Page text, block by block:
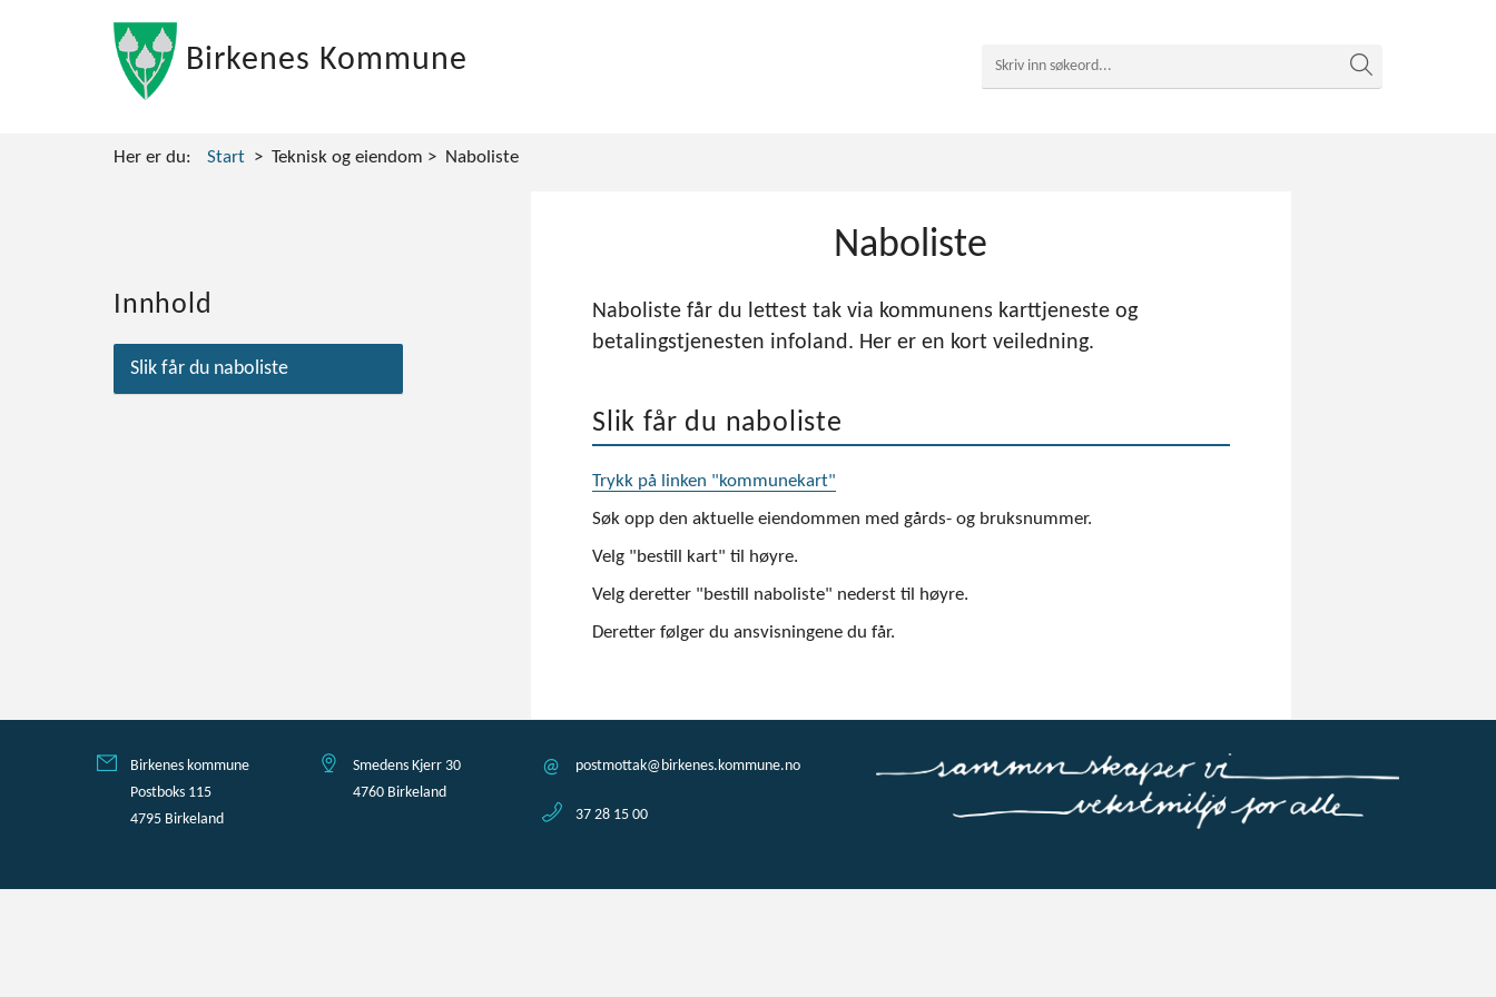
Birkenes Kommune
Her er du: Start Teknisk og eiendom Naboliste
Naboliste
Innhold
Slik får du naboliste
Naboliste får du lettest tak via kommunens karttjeneste og
betalingstjenesten infoland. Her er en kort veiledning.
Slik får du naboliste
Trykk på linken "kommunekart"
Søk opp den aktuelle eiendommen med gårds- og bruksnummer.
Velg "bestill kart" til høyre.
Velg deretter "bestill naboliste" nederst til høyre.
Deretter følger du ansvisningene du får.
Birkenes kommune
Postboks 115
4795 Birkeland
Smedens Kjerr 30
4760 Birkeland
postmottak@birkenes.kommune.no
37 28 15 00